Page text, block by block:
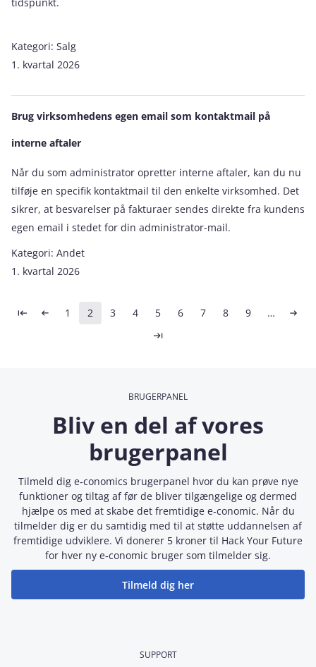
Kategori: Salg
1. kvartal 2026
Brug virksomhedens egen email som kontaktmail på
interne aftaler
Når du som administrator opretter interne aftaler, kan du nu
tilføje en specifik kontaktmail til den enkelte virksomhed. Det
sikrer, at besvarelser på fakturaer sendes direkte fra kundens
egen email i stedet for din administrator-mail.
Kategori: Andet
1. kvartal 2026
Sideinddeling
Første sideForrige side
Side
1
Side
2
Side
3
Side
4
Side
5
Side
6
Side
7
Side
8
Side
9 …
BRUGERPANEL
Bliv en del af vores
brugerpanel
Tilmeld dig e‑conomics brugerpanel hvor du kan prøve nye
funktioner og tiltag af før de bliver tilgængelige og dermed
hjælpe os med at skabe det fremtidige e‑conomic. Når du
tilmelder dig er du samtidig med til at støtte uddannelsen af
fremtidige udviklere. Vi donerer 5 kroner til Hack Your Future
for hver ny e‑conomic bruger som tilmelder sig.
Tilmeld dig her
SUPPORT